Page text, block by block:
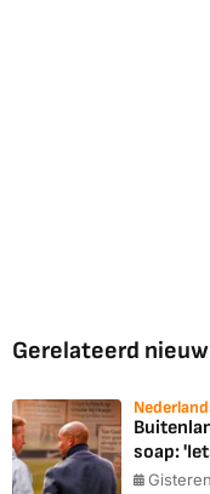
Gerelateerd
soap: